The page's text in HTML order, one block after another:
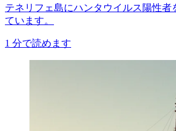
テネリフェ島にハンタウイルス陽性
ています。
1 分で読めます